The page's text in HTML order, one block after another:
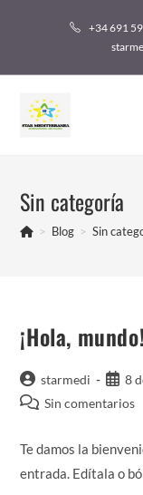
+34 691
Sin categoría
> Blog > Sin
¡Hola, mundo!
Autor
de
starmedi 8
Comentarios
entrada:
Sin comentarios
Te damos la
entrada. Edítala o